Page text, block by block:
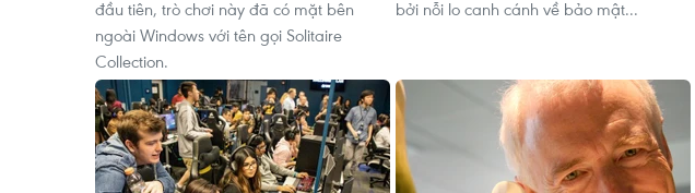
đầu tiên, trò chơi này đã có mặt bên
ngoài Windows với tên gọi Solitaire
Collection.
bởi nỗi lo canh cánh về bảo mật...